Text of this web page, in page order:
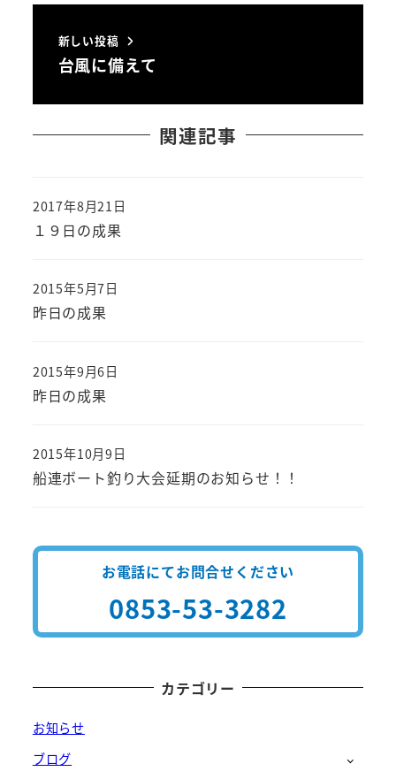
新しい投稿
台風に備えて
関連記事
１９日の成果
投稿日
2017年8月21日
昨日の成果
投稿日
2015年5月7日
昨日の成果
投稿日
2015年9月6日
船連ボート釣り大会延期のお知らせ！！
投稿日
2015年10月9日
お電話にてお問合せください
0853-53-3282
カテゴリー
お知らせ
ブログ